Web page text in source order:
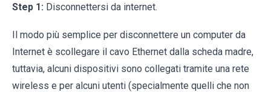
Step 1: Disconnettersi da internet.
Il modo più semplice per disconnettere un computer da
Internet è scollegare il cavo Ethernet dalla scheda madre,
tuttavia, alcuni dispositivi sono collegati tramite una rete
wireless e per alcuni utenti (specialmente quelli che non